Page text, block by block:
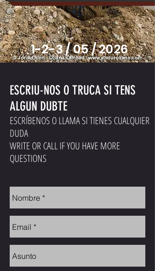
1-2-3 / 05 / 2026
ESCRIU-NOS O TRUCA SI TENS
ALGUN DUBTE
ESCRÍBENOS O LLAMA SI TIENES CUALQUIER
DUDA
WRITE OR CALL IF YOU HAVE MORE
QUESTIONS